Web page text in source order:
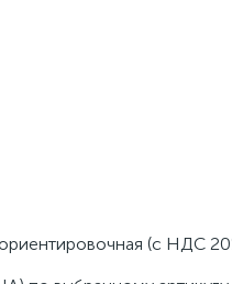
(с НДС